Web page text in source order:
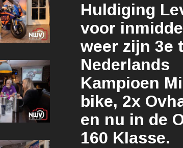
Huldiging
voor
weer zijn 3e
Nederlands
Kampioen
bike, 2x
en nu in de
160 Klasse.